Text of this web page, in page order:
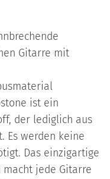
Gitarre mit
ist ein
der lediglich aus
Es werden keine
Das einzigartige
jede Gitarre